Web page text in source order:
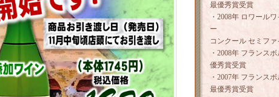
最優秀賞受賞
・2008年 ロワール
ー
コンクール セミファ
・2008年 フランス
優秀賞受賞
・2007年 フランス
最優秀賞受賞